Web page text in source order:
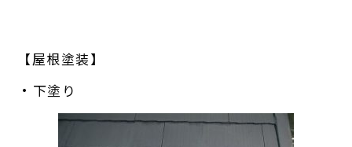
【屋根塗装】
・下塗り